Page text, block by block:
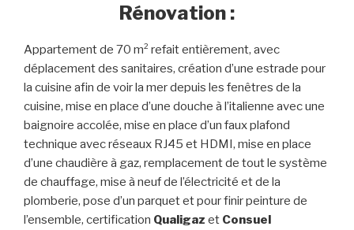
Rénovation :
Appartement de 70 m² refait entièrement, avec
déplacement des sanitaires, création d’une estrade pour
la cuisine afin de voir la mer depuis les fenêtres de la
cuisine, mise en place d’une douche à l’italienne avec une
baignoire accolée, mise en place d’un faux plafond
technique avec réseaux RJ45 et HDMI, mise en place
d’une chaudière à gaz, remplacement de tout le système
de chauffage, mise à neuf de l’électricité et de la
plomberie, pose d’un parquet et pour finir peinture de
l’ensemble, certification Qualigaz et Consuel